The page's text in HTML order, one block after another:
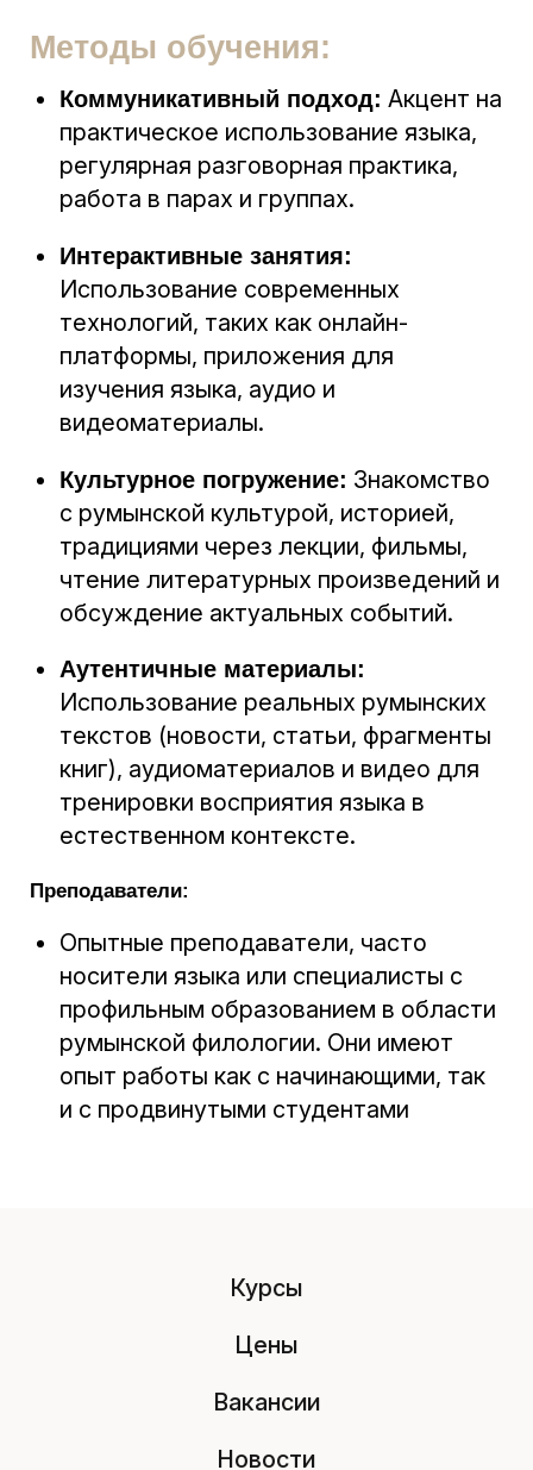
Методы обучения:
Коммуникативный подход: Акцент на
практическое использование языка,
регулярная разговорная практика,
работа в парах и группах.
Интерактивные занятия:
Использование современных
технологий, таких как онлайн-
платформы, приложения для
изучения языка, аудио и
видеоматериалы.
Культурное погружение: Знакомство
с румынской культурой, историей,
традициями через лекции, фильмы,
чтение литературных произведений и
обсуждение актуальных событий.
Аутентичные материалы:
Использование реальных румынских
текстов (новости, статьи, фрагменты
книг), аудиоматериалов и видео для
тренировки восприятия языка в
естественном контексте.
Преподаватели:
Опытные преподаватели, часто
носители языка или специалисты с
профильным образованием в области
румынской филологии. Они имеют
опыт работы как с начинающими, так
и с продвинутыми студентами
Курсы
Цены
Вакансии
Новости